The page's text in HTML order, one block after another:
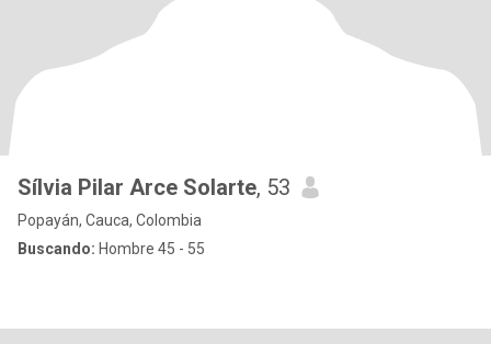
Sílvia Pilar Arce Solarte, 53
Popayán, Cauca, Colombia
Buscando: Hombre 45 - 55